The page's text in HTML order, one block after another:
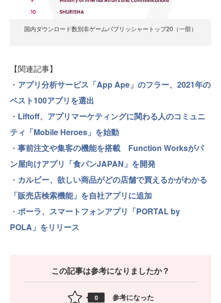
国内ダウンロード数別非ゲームパブリッシャートップ20（一部）
【関連記事】
・ アプリ分析サービス「App Ape」のフラー、2021年の
ベスト100アプリを選出
・ Liftoff、アプリマーケティングに関わる人のコミュニ
ティ「Mobile Heroes」を始動
・ 事前注文や集客の機能を搭載 Function Worksがパ
ン屋向けアプリ「食パンJAPAN」を開発
・ カルビー、欲しい商品がどの店舗で買えるかがわかる
「販売店検索機能」を自社アプリに追加
・ ポーラ、スマートフォンアプリ「PORTAL by
POLA」をリリース
この記事は参考になりましたか？
0 参考になった